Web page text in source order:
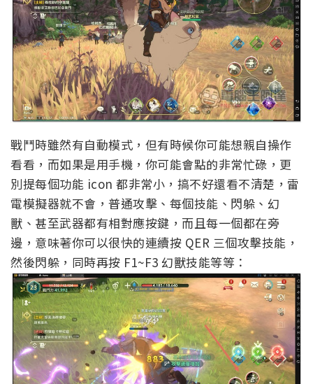
戰鬥時雖然有自動模式，但有時候你可能想親自操作
看看，而如果是用手機，你可能會點的非常忙碌，更
別提每個功能 icon 都非常小，搞不好還看不清楚，雷
電模擬器就不會，普通攻擊、每個技能、閃躲、幻
獸、甚至武器都有相對應按鍵，而且每一個都在旁
邊，意味著你可以很快的連續按 QER 三個攻擊技能，
然後閃躲，同時再按 F1~F3 幻獸技能等等：